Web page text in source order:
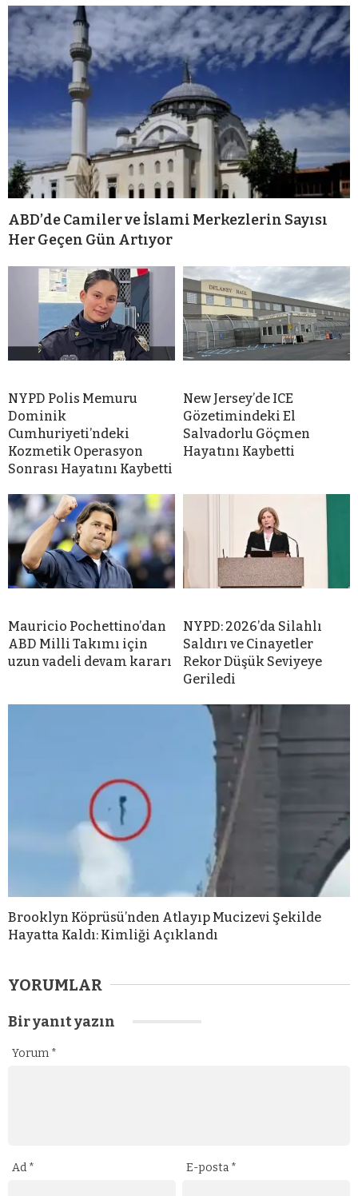
ABD’de Camiler ve İslami Merkezlerin Sayısı
Her Geçen Gün Artıyor
NYPD Polis Memuru
Dominik
Cumhuriyeti’ndeki
Kozmetik Operasyon
Sonrası Hayatını Kaybetti
New Jersey’de ICE
Gözetimindeki El
Salvadorlu Göçmen
Hayatını Kaybetti
Mauricio Pochettino’dan
ABD Milli Takımı için
uzun vadeli devam kararı
NYPD: 2026’da Silahlı
Saldırı ve Cinayetler
Rekor Düşük Seviyeye
Geriledi
Brooklyn Köprüsü’nden Atlayıp Mucizevi Şekilde
Hayatta Kaldı: Kimliği Açıklandı
YORUMLAR
Bir yanıt yazın
Yorum *
Ad * E-posta *